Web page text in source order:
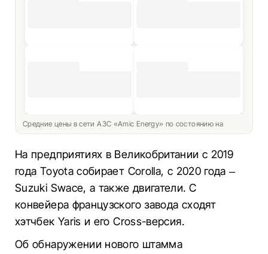
Средние цены в сети АЗС «Amic Energy» по состоянию на
На предприятиях в Великобритании с 2019
года Toyota собирает Corolla, с 2020 года –
Suzuki Swace, а также двигатели. С
конвейера французского завода сходят
хэтчбек Yaris и его Cross-версия.
Об обнаружении нового штамма